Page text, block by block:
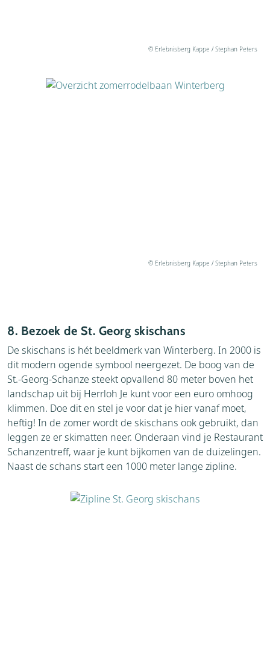
© Erlebnisberg Kappe / Stephan Peters
© Erlebnisberg Kappe / Stephan Peters
8. Bezoek de St. Georg skischans
De skischans is hét beeldmerk van Winterberg. In 2000 is
dit modern ogende symbool neergezet. De boog van de
St.-Georg-Schanze steekt opvallend 80 meter boven het
landschap uit bij Herrloh Je kunt voor een euro omhoog
klimmen. Doe dit en stel je voor dat je hier vanaf moet,
heftig! In de zomer wordt de skischans ook gebruikt, dan
leggen ze er skimatten neer. Onderaan vind je Restaurant
Schanzentreff, waar je kunt bijkomen van de duizelingen.
Naast de schans start een 1000 meter lange zipline.